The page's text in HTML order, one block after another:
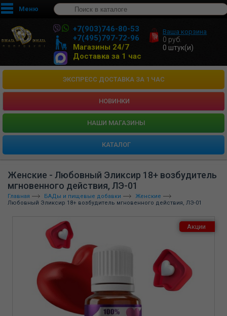
Меню
+7(903)746-80-53
+7(495)797-72-96
Магазины 24/7
Доставка за 1 час
Ваша корзина
0 руб.
0 штук(и)
ЭКСПРЕСС ДОСТАВКА ЗА 1 ЧАС
НОВИНКИ
HАШИ МАГАЗИНЫ
КАТАЛОГ
Женские - Любовный Эликсир 18+ возбудитель
мгновенного действия, ЛЭ-01
Главная БАДы и пищевые добавки
Женские
Любовный Эликсир 18+ возбудитель мгновенного действия, ЛЭ-01
Акции